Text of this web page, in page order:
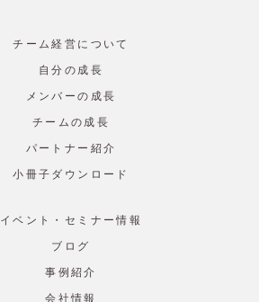
チーム経営について
自分の成長
メンバーの成長
チームの成長
パートナー紹介
小冊子ダウンロード
イベント・セミナー情報
ブログ
事例紹介
会社情報